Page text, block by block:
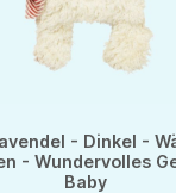
- Dinkel -
- Wundervolles
Baby